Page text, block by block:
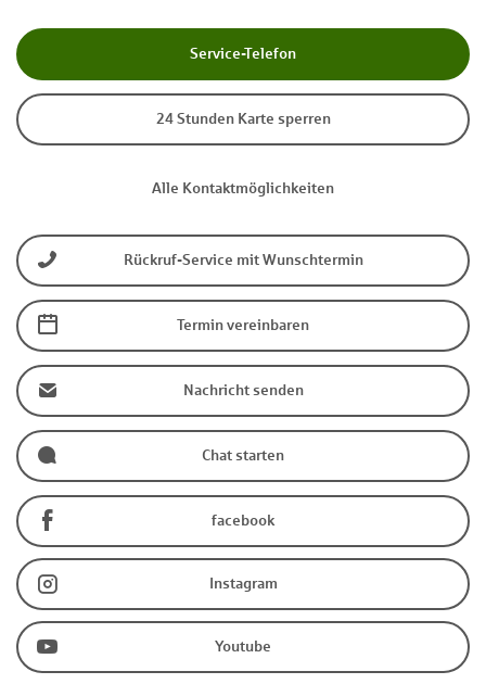
Service-Telefon
24 Stunden Karte sperren
Alle Kontaktmöglichkeiten
Rückruf-Service mit Wunschtermin
Termin vereinbaren
Nachricht senden
Chat starten
facebook
Instagram
Youtube